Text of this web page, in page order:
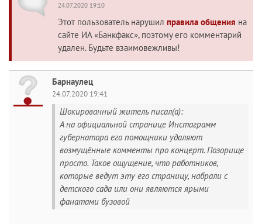
24.07.2020 19:10
Этот пользователь нарушил правила общения на
сайте ИА «Банкфакс», поэтому его комментарий
удален. Будьте взаимовежливы!
Барнаулец
24.07.2020 19:41
Шокированный житель писал(а):
А на официальной странице Инстаграмм
губернатора его помощники удаляют
возмущённые комменты про концерт. Позорище
просто. Такое ощущение, что работников,
которые ведут эту его страницу, набрали с
детского сада или они являются ярыми
фанатами бузовой